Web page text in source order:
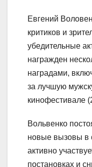
Евгений
критиков и
убедительные
награжден
наградами,
за лучшую
кинофестивале
Вольвенко
новые вызовы в
активно
постановках и